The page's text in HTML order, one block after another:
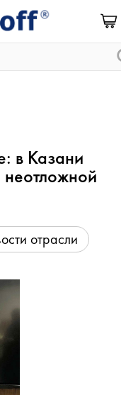
в Казани
неотложной
отрасли